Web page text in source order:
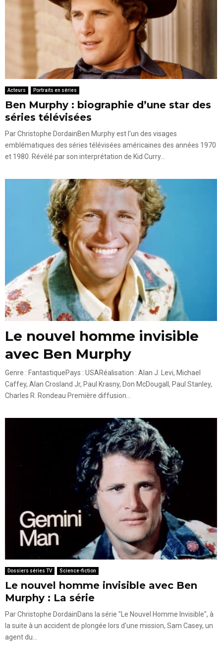
Acteurs Portraits en séries
Ben Murphy : biographie d’une star des
séries télévisées
Par Christophe DordainBen Murphy est l'un des visages
emblématiques des séries télévisées américaines des années 1970
et 1980. Révélé par son interprétation de Kid Curry...
Le nouvel homme invisible
avec Ben Murphy
Genre : FantastiquePays : USARéalisation : Alan J. Levi, Michael
Caffey, Alan Crosland Jr, Paul Krasny, Don McDougall, Paul Stanley,
Charles R. Rondeau Première diffusion...
Dossiers séries TV Science-fiction
Le nouvel homme invisible avec Ben
Murphy : La série
Par Christophe DordainDans la série "Le Nouvel Homme Invisible", à
la suite à un accident de plongée lors d'une mission, Sam Casey, un
agent du...